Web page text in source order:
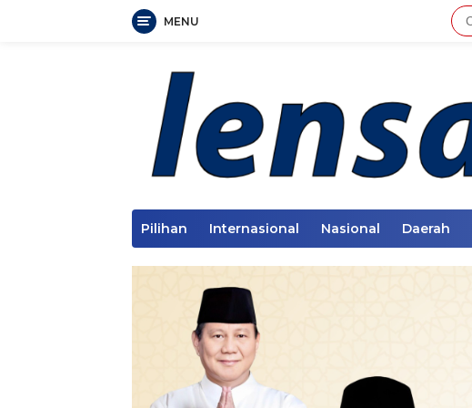
MENU
Pilihan Internasional Nasional Daerah